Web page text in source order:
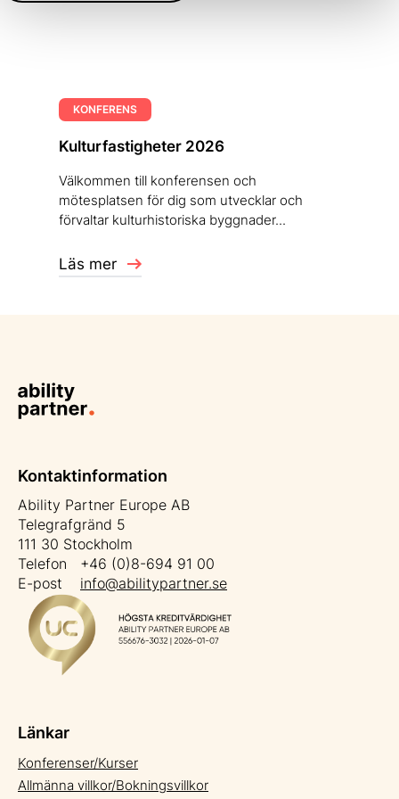
KONFERENS
Kulturfastigheter 2026
Välkommen till konferensen och
mötesplatsen för dig som utvecklar och
förvaltar kulturhistoriska byggnader...
Läs mer
Kontaktinformation
Ability Partner Europe AB
Telegrafgränd 5
111 30 Stockholm
Telefon +46 (0)8-694 91 00
E-post info@abilitypartner.se
Länkar
Konferenser/Kurser
Allmänna villkor/Bokningsvillkor